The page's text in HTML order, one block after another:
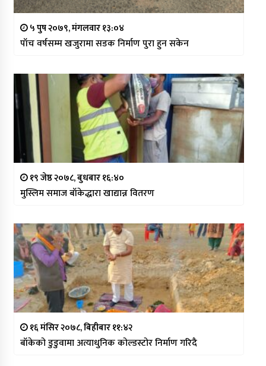
५ पुष २०७९, मंगलवार १३:०४
पाँच वर्षसम्म खजुरामा सडक निर्माण पुरा हुन सकेन
१९ जेष्ठ २०७८, बुधबार १६:४०
मुस्लिम समाज बाँकेद्धारा खाद्यान्न वितरण
१६ मंसिर २०७८, बिहीबार ११:४२
बाँकेको डुडुवामा अत्याधुनिक कोल्डस्टोर निर्माण गरिदै